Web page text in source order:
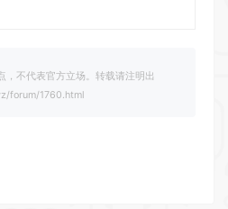
，不代表官方立场。转载请注明出
forum/1760.html